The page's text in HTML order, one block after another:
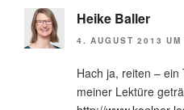
Heike Baller
4. AUGUST 2013
Hach ja, reiten –
meiner Lektüre